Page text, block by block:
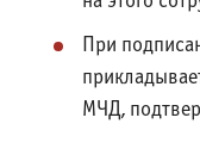
При
МЧД,